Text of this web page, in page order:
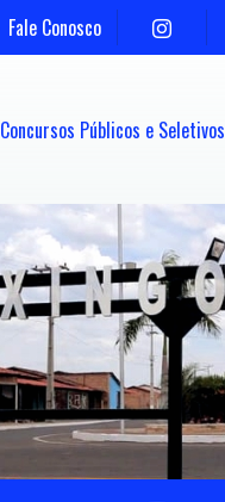
Fale Conosco
Concursos Públicos e Seletivos